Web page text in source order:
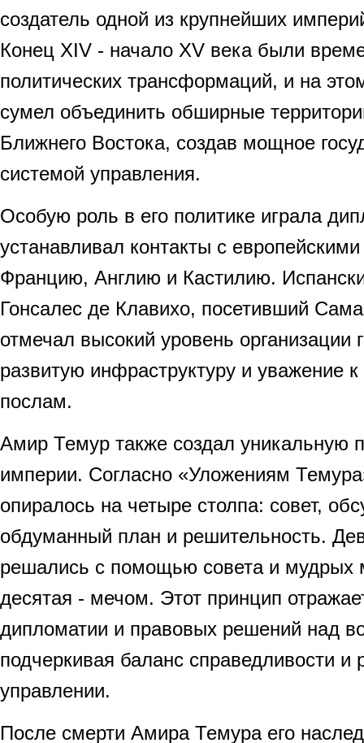
создатель одной из крупнейших
Конец XIV - начало XV века были
политических трансформаций, и на
сумел объединить обширные
Ближнего Востока, создав мощное
системой управления.
Особую роль в его политике играла
устанавливал контакты с
Францию, Англию и Кастилию.
Гонсалес де Клавихо, посетивший
отмечал высокий уровень организации
развитую инфраструктуру и уважение
послам.
Амир Темур также создал уникальную
империи. Согласно «Уложениям
опиралось на четыре столпа: совет,
обдуманный план и решительность.
решались с помощью совета и мудрых
десятая - мечом. Этот принцип
дипломатии и правовых решений над
подчеркивая баланс справедливости и
управлении.
После смерти Амира Темура его